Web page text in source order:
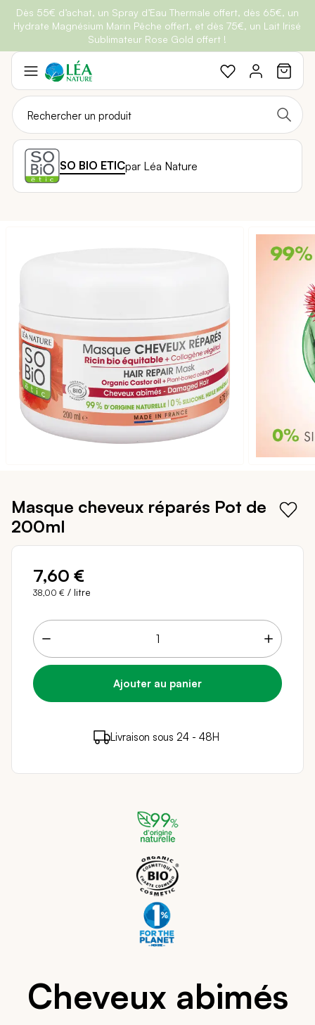
Belle semaine : Profitez de-25% + Livraison offertedès 30€
d'achat avec le codeBELLEBIO
BRADERIE :-40% sur une sélection de produits
Dès 55€ d’achat, un Spray d’Eau Thermale offert, dès 65€, un
Hydrate Magnésium Marin Pêche offert, et dès 75€, un Lait Irisé
Sublimateur Rose Gold offert !
Aller
contenu
SO BIO ETICpar Léa Nature
galerie
d’images
début
d’images
Masque cheveux réparés Pot de
200ml
7,60 €
38,00 € / litre
7 points de fidélité ( 0,14 € )en achetant ce
Livraison sous 24 - 48H
Paiement sécurisé
Cheveux abimés